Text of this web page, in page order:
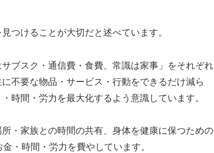
つけることが大切だと述べています。
ブスク・通信費・食費、常識は家事」をそれぞれ
不要な物品・サービス・行動をできるだけ減ら
時間・労力を最大化するよう意識しています。
・家族との時間の共有、身体を健康に保つための
・時間・労力を費やしています。